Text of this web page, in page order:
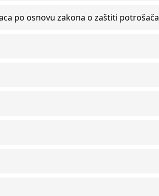
po osnovu zakona o zaštiti potrošača